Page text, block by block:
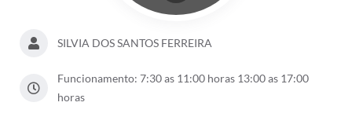
Cadeia Integrada de Valor
SILVIA DOS SANTOS FERREIRA
Funcionamento: 7:30 as 11:00 horas 13:00 as 17:00
horas